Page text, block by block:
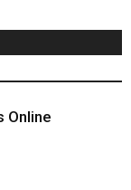
Online